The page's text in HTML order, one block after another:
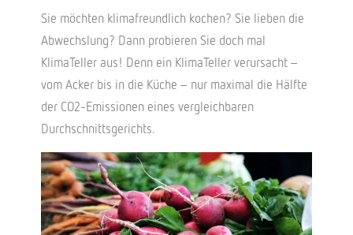
Sie möchten klimafreundlich kochen? Sie lieben die
Abwechslung? Dann probieren Sie doch mal
KlimaTeller aus! Denn ein KlimaTeller verursacht –
vom Acker bis in die Küche – nur maximal die Hälfte
der CO2-Emissionen eines vergleichbaren
Durchschnittsgerichts.